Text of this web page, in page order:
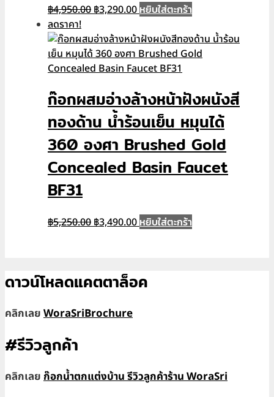
฿4,950.00 Original
was:
฿4,950.00.
฿3,290.00Current
is:
฿3,290.00.
หยิบใส่ตะกร้า
ลดราคา!
ก๊อกผสมอ่างล้­างหน้าฝังผนังสี
ทองด้าน น้ำร้อนเย็น หมุนได้
360 องศา Brushed Gold
Concealed Basin Faucet
BF31
฿5,250.00 Original
฿3,490.00Current
หยิบใส่ตะกร้า
ดาวน์โหลดแคตตาล็อค
คลิกเลยWoraSriBrochure
#รีวิวลูกค้า
คลิกเลยก๊อกน้ำตกแต่งบ้าน รีวิวลูกค้าร้าน WoraSri